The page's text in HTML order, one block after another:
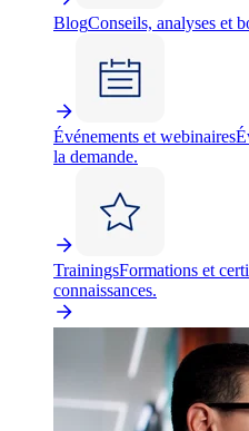
BlogConseils, analyses et
Événements et webinaires
la demande.
TrainingsFormations et
connaissances.